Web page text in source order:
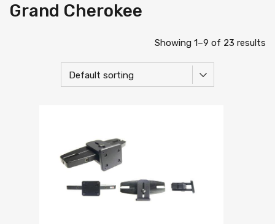
Grand Cherokee
Showing 1–9 of 23 results